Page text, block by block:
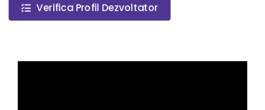
Verifica Profil Dezvoltator